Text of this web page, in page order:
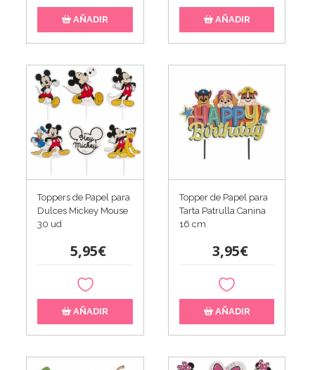
AÑADIR AÑADIR
Toppers de Papel para
Dulces Mickey Mouse
30 ud
5,95€
AÑADIR
Topper de Papel para
Tarta Patrulla Canina
16 cm
3,95€
AÑADIR